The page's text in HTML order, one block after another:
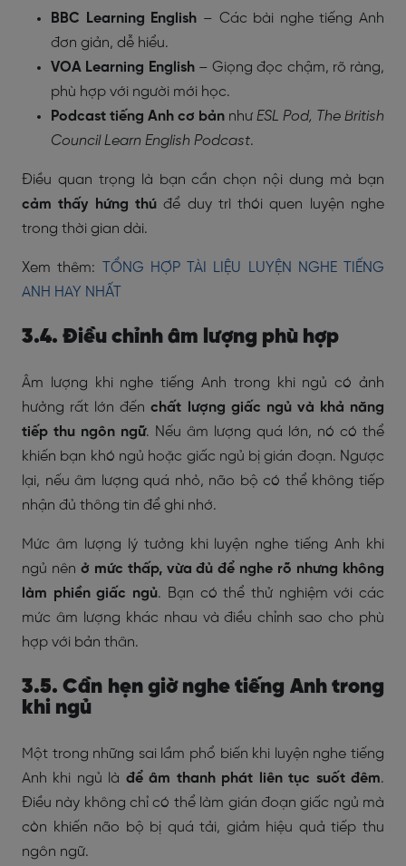
BBC Learning English – Các bài nghe tiếng Anh
đơn giản, dễ hiểu.
VOA Learning English– Giọng đọc chậm, rõ ràng,
phù hợp với người mới học.
Podcast tiếng Anh cơ bản như ESL Pod, The British
Council Learn English Podcast.
Điều quan trọng là bạn cần chọn nội dung mà bạn
cảm thấy hứng thúđể duy trì thói quen luyện nghe
trong thời gian dài.
Xem thêm:
TỔNG HỢP TÀI LIỆU LUYỆN NGHE TIẾNG
ANH HAY NHẤT
3.4. Điều chỉnh âm lượng phù hợp
Âm lượng khi nghe tiếng Anh trong khi ngủ có ảnh
hưởng rất lớn đếnchất lượng giấc ngủ và khả năng
tiếp thu ngôn ngữ. Nếu âm lượng quá lớn, nó có thể
khiến bạn khó ngủ hoặc giấc ngủ bị gián đoạn. Ngược
lại, nếu âm lượng quá nhỏ, não bộ có thể không tiếp
nhận đủ thông tin để ghi nhớ.
Mức âm lượng lý tưởng khi luyện nghe tiếng Anh khi
ngủ nên ở mức thấp, vừa đủ để nghe rõ nhưng không
làm phiền giấc ngủ. Bạn có thể thử nghiệm với các
mức âm lượng khác nhau và điều chỉnh sao cho phù
hợp với bản thân.
3.5. Cần hẹn giờ nghe tiếng Anh trong
khi ngủ
Một trong những sai lầm phổ biến khi luyện nghe tiếng
Anh khi ngủ là để âm thanh phát liên tục suốt đêm.
Điều này không chỉ có thể làm gián đoạn giấc ngủ mà
còn khiến não bộ bị quá tải, giảm hiệu quả tiếp thu
ngôn ngữ.